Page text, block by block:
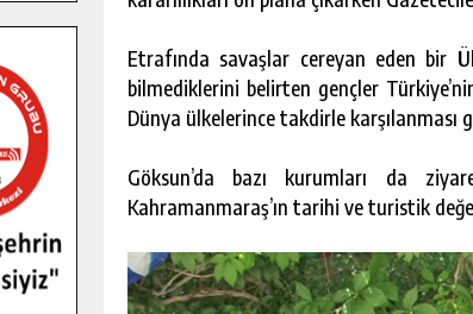
Etrafında savaşlar cereyan eden bir
bilmediklerini belirten gençler
Dünya ülkelerince takdirle
Göksun’da bazı kurumları da
Kahramanmaraş’ın tarihi ve turistik